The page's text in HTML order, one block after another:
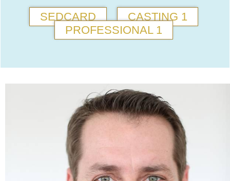
SEDCARD
CASTING 1
PROFESSIONAL 1